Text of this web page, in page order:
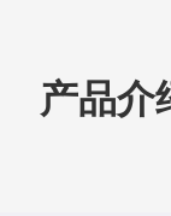
产品介